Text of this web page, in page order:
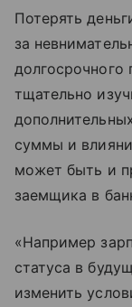
Потерять
за
долгосрочного
тщательно
суммы и
может быть и
заемщика в
«Например
статуса в
изменить